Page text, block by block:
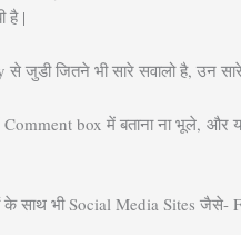
है |
जुडी जितने भी सारे सवालो है, उन
box में बताना ना भूले,
के साथ भी Social Media Sites